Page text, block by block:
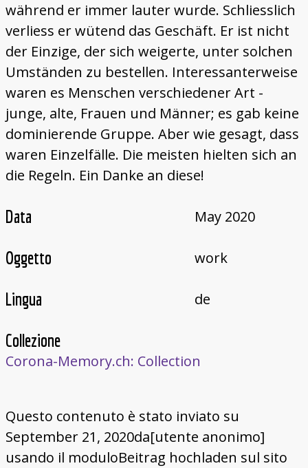
während er immer lauter wurde. Schliesslich
verliess er wütend das Geschäft. Er ist nicht
der Einzige, der sich weigerte, unter solchen
Umständen zu bestellen. Interessanterweise
waren es Menschen verschiedener Art -
junge, alte, Frauen und Männer; es gab keine
dominierende Gruppe. Aber wie gesagt, dass
waren Einzelfälle. Die meisten hielten sich an
die Regeln. Ein Danke an diese!
Data May 2020
Oggetto work
Lingua de
Collezione
Corona-Memory.ch: Collection
Questo contenuto è stato inviato su
September 21, 2020da[utente anonimo]
usando il moduloBeitrag hochladen sul sito